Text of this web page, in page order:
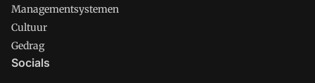
Managementsystemen
Cultuur
Gedrag
Socials